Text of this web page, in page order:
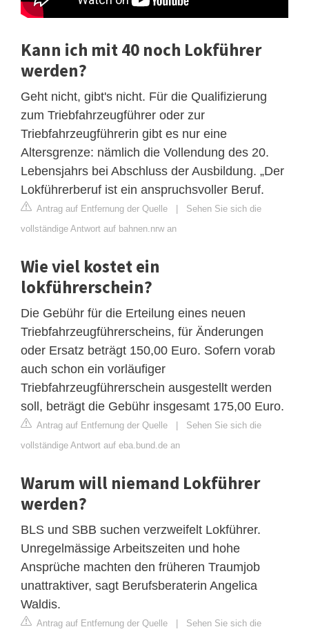
Kann ich mit 40 noch Lokführer
werden?
Geht nicht, gibt's nicht. Für die Qualifizierung
zum Triebfahrzeugführer oder zur
Triebfahrzeugführerin gibt es nur eine
Altersgrenze: nämlich die Vollendung des 20.
Lebensjahrs bei Abschluss der Ausbildung. „Der
Lokführerberuf ist ein anspruchsvoller Beruf.
Antrag auf Entfernung der Quelle | Sehen Sie sich die
vollständige Antwort auf bahnen.nrw an
Wie viel kostet ein
lokführerschein?
Die Gebühr für die Erteilung eines neuen
Triebfahrzeugführerscheins, für Änderungen
oder Ersatz beträgt 150,00 Euro. Sofern vorab
auch schon ein vorläufiger
Triebfahrzeugführerschein ausgestellt werden
soll, beträgt die Gebühr insgesamt 175,00 Euro.
Antrag auf Entfernung der Quelle | Sehen Sie sich die
vollständige Antwort auf eba.bund.de an
Warum will niemand Lokführer
werden?
BLS und SBB suchen verzweifelt Lokführer.
Unregelmässige Arbeitszeiten und hohe
Ansprüche machten den früheren Traumjob
unattraktiver, sagt Berufsberaterin Angelica
Waldis.
Antrag auf Entfernung der Quelle | Sehen Sie sich die